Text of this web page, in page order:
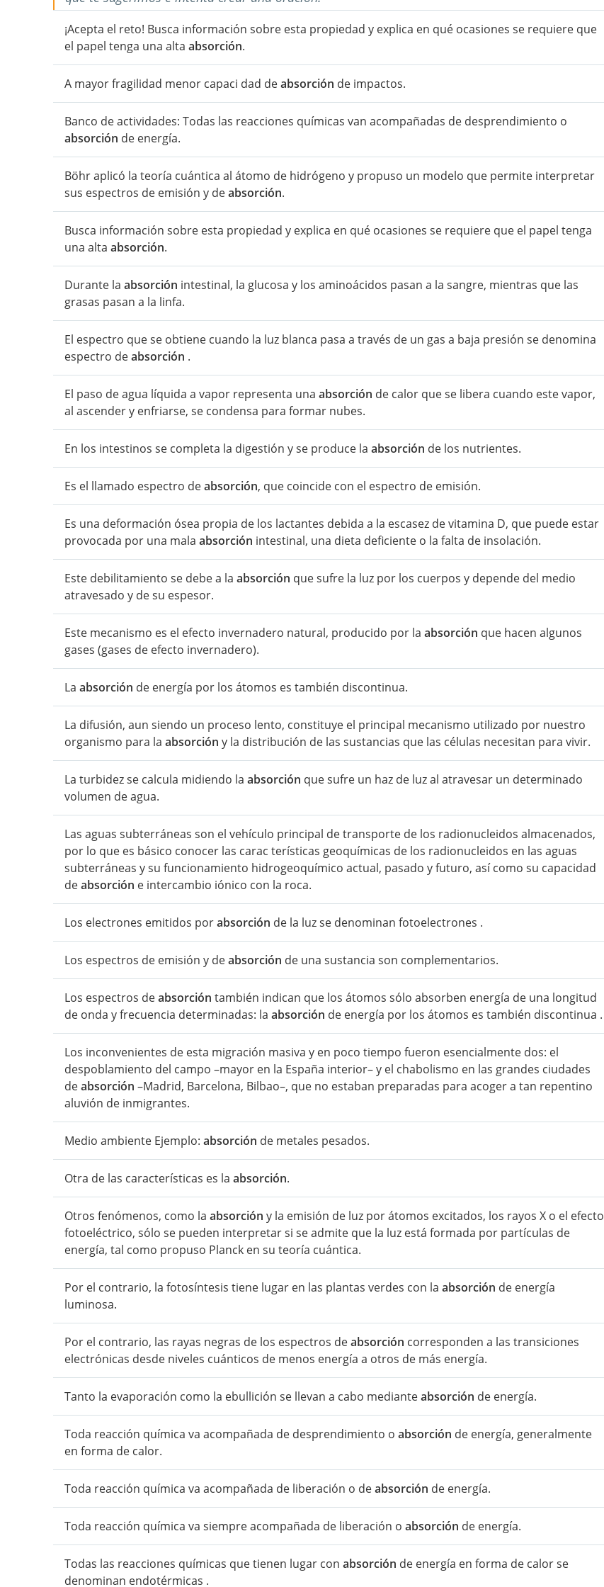
¡Acepta el reto! Busca información sobre esta propiedad y explica en qué ocasiones se requiere que
el papel tenga una alta absorción.
A mayor fragilidad menor capaci dad deabsorción de impactos.
Banco de actividades: Todas las reacciones químicas van acompañadas de desprendimiento o
absorción de energía.
Böhr aplicó la teoría cuántica al átomo de hidrógeno y propuso un modelo que permite interpretar
sus espectros de emisión y deabsorción.
Busca información sobre esta propiedad y explica en qué ocasiones se requiere que el papel tenga
una alta absorción.
Durante la absorción intestinal, la glucosa y los aminoácidos pasan a la sangre, mientras que las
grasas pasan a la linfa.
El espectro que se obtiene cuando la luz blanca pasa a través de un gas a baja presión se denomina
espectro deabsorción .
El paso de agua líquida a vapor representa una absorción de calor que se libera cuando este vapor,
al ascender y enfriarse, se condensa para formar nubes.
En los intestinos se completa la digestión y se produce la absorción de los nutrientes.
Es el llamado espectro deabsorción, que coincide con el espectro de emisión.
Es una deformación ósea propia de los lactantes debida a la escasez de vitamina D, que puede estar
provocada por una mala absorción intestinal, una dieta deficiente o la falta de insolación.
Este debilitamiento se debe a la absorción que sufre la luz por los cuerpos y depende del medio
atravesado y de su espesor.
Este mecanismo es el efecto invernadero natural, producido por la absorción que hacen algunos
gases (gases de efecto invernadero).
La absorción de energía por los átomos es también discontinua.
La difusión, aun siendo un proceso lento, constituye el principal mecanismo utilizado por nuestro
organismo para la absorción y la distribución de las sustancias que las células necesitan para vivir.
La turbidez se calcula midiendo la absorción que sufre un haz de luz al atravesar un determinado
volumen de agua.
Las aguas subterráneas son el vehículo principal de transporte de los radionucleidos almacenados,
por lo que es básico conocer las carac terísticas geoquímicas de los radionucleidos en las aguas
subterráneas y su funcionamiento hidrogeoquímico actual, pasado y futuro, así como su capacidad
deabsorción e intercambio iónico con la roca.
Los electrones emitidos porabsorción de la luz se denominan fotoelectrones .
Los espectros de emisión y deabsorción de una sustancia son complementarios.
Los espectros deabsorción también indican que los átomos sólo absorben energía de una longitud
de onda y frecuencia determinadas: la absorción de energía por los átomos es también discontinua .
Los inconvenientes de esta migración masiva y en poco tiempo fueron esencialmente dos: el
despoblamiento del campo –mayor en la España interior– y el chabolismo en las grandes ciudades
deabsorción –Madrid, Barcelona, Bilbao–, que no estaban preparadas para acoger a tan repentino
aluvión de inmigrantes.
Medio ambiente Ejemplo: absorción de metales pesados.
Otra de las características es la absorción.
Otros fenómenos, como la absorción y la emisión de luz por átomos excitados, los rayos X o el efecto
fotoeléctrico, sólo se pueden interpretar si se admite que la luz está formada por partículas de
energía, tal como propuso Planck en su teoría cuántica.
Por el contrario, la fotosíntesis tiene lugar en las plantas verdes con la absorción de energía
luminosa.
Por el contrario, las rayas negras de los espectros deabsorción corresponden a las transiciones
electrónicas desde niveles cuánticos de menos energía a otros de más energía.
Tanto la evaporación como la ebullición se llevan a cabo medianteabsorción de energía.
Toda reacción química va acompañada de desprendimiento o absorción de energía, generalmente
en forma de calor.
Toda reacción química va acompañada de liberación o deabsorción de energía.
Toda reacción química va siempre acompañada de liberación o absorción de energía.
Todas las reacciones químicas que tienen lugar con absorción de energía en forma de calor se
denominan endotérmicas .